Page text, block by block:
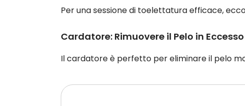
Per una sessione di toelettatura efficace,
Cardatore: Rimuovere il Pelo in
Il cardatore è perfetto per eliminare il pelo